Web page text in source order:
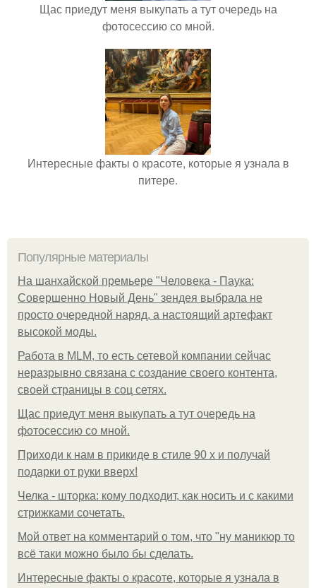
Щас приедут меня выкупать а тут очередь на
фотосессию со мной.
Интересные факты о красоте, которые я узнала в
питере.
Популярные материалы
На шанхайской премьере "Человека - Паука:
Совершенно Новый День" зендея выбрала не
просто очередной наряд, а настоящий артефакт
высокой моды.
Работа в MLM, то есть сетевой компании сейчас
неразрывно связана с создание своего контента,
своей страницы в соц сетях.
Щас приедут меня выкупать а тут очередь на
фотосессию со мной.
Приходи к нам в прикиде в стиле 90 х и получай
подарки от руки вверх!
Челка - шторка: кому подходит, как носить и с какими
стрижками сочетать.
Мой ответ на комментарий о том, что "ну маникюр то
всё таки можно было бы сделать.
Интересные факты о красоте, которые я узнала в